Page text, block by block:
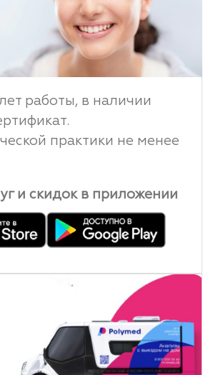
работы, в наличии
практики не менее
и скидок в приложении